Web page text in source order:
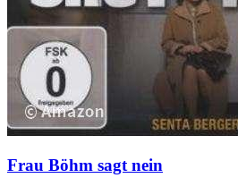
Frau Böhm sagt nein